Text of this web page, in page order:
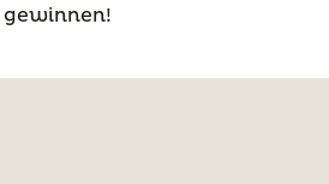
gewinnen!